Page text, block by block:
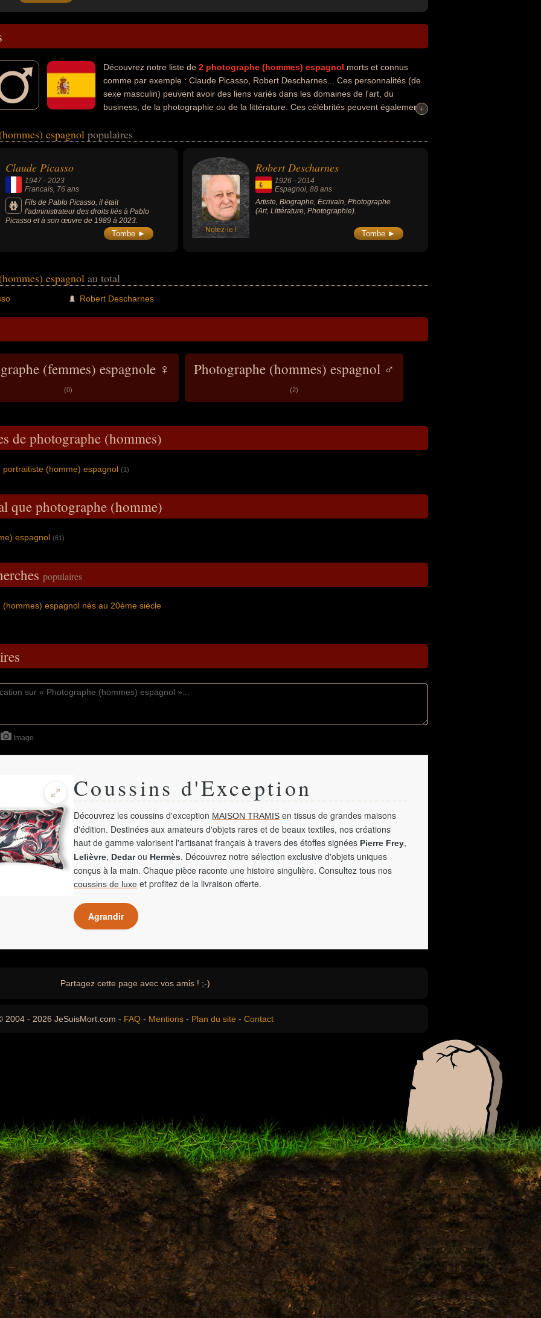
Découvrez notre liste de 2 photographe (hommes) espagnol morts et connus
comme par exemple : Claude Picasso, Robert Descharnes... Ces personnalités (de
sexe masculin) peuvent avoir des liens variés dans les domaines de l'art, du
business, de la photographie ou de la littérature. Ces célébrités peuvent également
nationalités au moment de leurs morts, ils peuvent avoir été francais par exemple.
+
+
espagnol populaires
Claude Picasso
1947 - 2023
Francais, 76 ans
Fils de Pablo Picasso, il était
l'administrateur des droits liés à Pablo
Picasso et à son œuvre de 1989 à 2023.
Tombe ► Notez-le !
Robert Descharnes
1926 -2014
Espagnol, 88 ans
Artiste, Biographe, Écrivain, Photographe
(Art, Littérature, Photographie).
Tombe ►
espagnol au total
Robert Descharnes
(femmes) espagnole ♀
(0)
Photographe (hommes) espagnol ♂
(2)
de photographe (hommes)
portraitiste (homme) espagnol (1)
que photographe (homme)
espagnol (61)
populaires
(hommes) espagnol nés au 20ème siècle
Image
Coussins d'Exception
Découvrez les coussins d'exception MAISON TRAMIS en tissus de grandes maisons
d'édition. Destinées aux amateurs d'objets rares et de beaux textiles, nos créations
haut de gamme valorisent l'artisanat français à travers des étoffes signées Pierre Frey,
Lelièvre, Dedarou Hermès. Découvrez notre sélection exclusive d'objets uniques
conçus à la main. Chaque pièce raconte une histoire singulière. Consultez tous nos
coussins de luxe et profitez de la livraison offerte.
Agrandir
Partagez cette page avec vos amis ! ;-)
2004 - 2026 JeSuisMort.com - FAQ - Mentions - Plan du site - Contact